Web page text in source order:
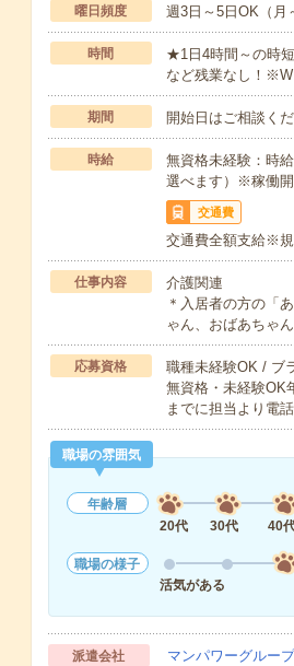
曜日頻度 週3日～5日OK（
時間
★1日4時間～の時
など残業なし！
期間 開始日はご相談く
時給
無資格未経験：時
選べます）※稼働開
交通費
交通費全額支給※
仕事内容
介護関連
＊入居者の方の「
ゃん、おばあちゃ
応募資格
職種未経験OK / ブ
無資格・未経験
までに担当より電
職場の雰囲気
年齢層
20代
30代 40
職場の様子
活気がある
派遣会社 マンパワーグルー